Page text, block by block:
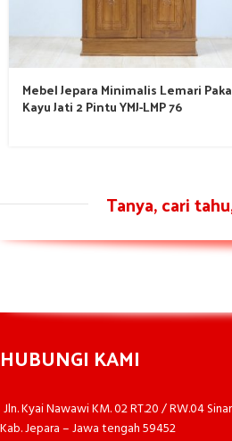
Mebel Jepara Minimalis Lemari
Kayu Jati 2 Pintu YMJ-LMP 76
Tanya, cari
HUBUNGI KAMI
Jln. Kyai Nawawi KM. 02 RT.20 / RW.04
Kab. Jepara – Jawa tengah 59452